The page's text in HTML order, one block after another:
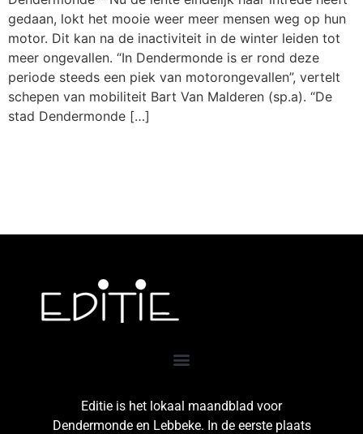
gedaan, lokt het mooie weer meer mensen weg op hun
motor. Dit kan na de inactiviteit in de winter leiden tot
meer ongevallen. “In Dendermonde is er rond deze
periode steeds een piek van motorongevallen”, vertelt
schepen van mobiliteit Bart Van Malderen (sp.a). “De
stad Dendermonde […]
Editie is het lokaal maandblad voor
Dendermonde en Lebbeke. In de eerste plaats